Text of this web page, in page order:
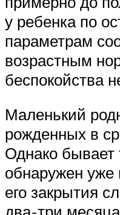
у ребенка по
параметрам
возрастным
беспокойства
Маленький
рожденных в
Однако бывает
обнаружен уже
его закрытия